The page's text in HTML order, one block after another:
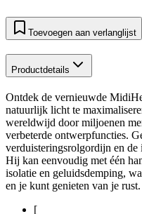
Toevoegen aan verlanglijst
Productdetails
Ontdek de vernieuwde
natuurlijk licht te
wereldwijd door miljoenen
verbeterde ontwerpfuncties.
verduisteringsrolgordijn en
Hij kan eenvoudig met één
isolatie en geluidsdemping,
en je kunt genieten van je rust.
[